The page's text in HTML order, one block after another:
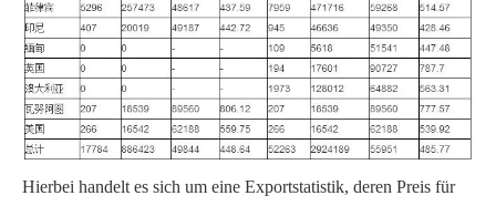
Hierbei handelt es sich um eine Exportstatistik, deren Preis für